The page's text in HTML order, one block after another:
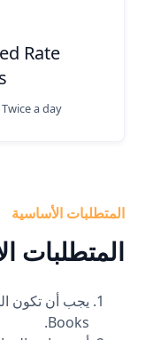
Rate
a day.
المتطلبات الأساسية
المتطلبات
Books.